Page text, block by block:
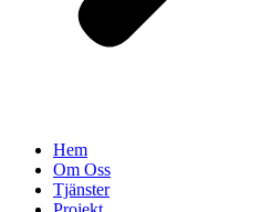
Hem
Om Oss
Tjänster